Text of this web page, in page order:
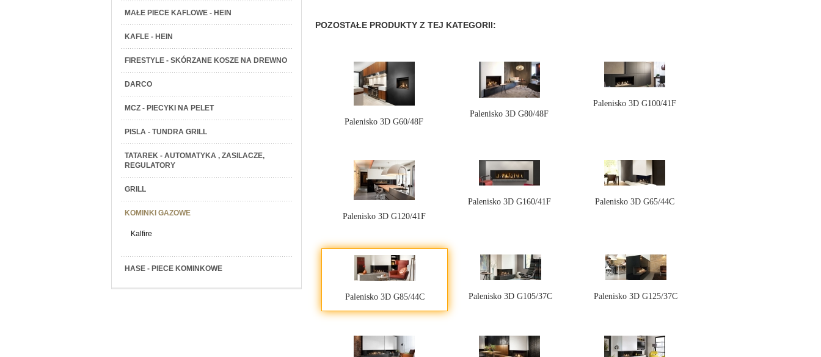
MAŁE PIECE KAFLOWE - HEIN
KAFLE - HEIN
FIRESTYLE - SKÓRZANE KOSZE NA DREWNO
DARCO
MCZ - PIECYKI NA PELET
PISLA - TUNDRA GRILL
TATAREK - AUTOMATYKA , ZASILACZE,
REGULATORY
GRILL
KOMINKI GAZOWE
Kalfire
HASE - PIECE KOMINKOWE
POZOSTAŁE PRODUKTY Z TEJ KATEGORII:
Palenisko 3D G60/48F
Palenisko 3D G80/48F
Palenisko 3D G100/41F
Palenisko 3D G120/41F
Palenisko 3D G160/41F Palenisko 3D G65/44C
Palenisko 3D G85/44C Palenisko 3D G105/37C Palenisko 3D G125/37C